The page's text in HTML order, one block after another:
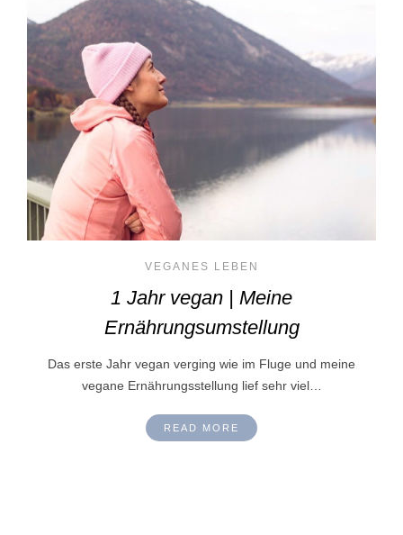
VEGANES LEBEN
1 Jahr vegan | Meine
Ernährungsumstellung
Das erste Jahr vegan verging wie im Fluge und meine
vegane Ernährungsstellung lief sehr viel…
READ MORE